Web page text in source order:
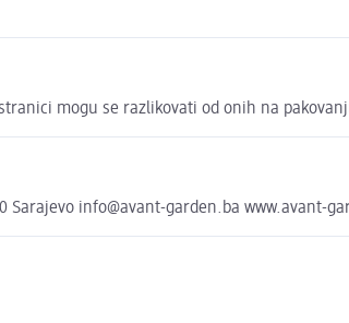
mogu se razlikovati od onih na
Sarajevo info@avant-garden.ba www.avant-